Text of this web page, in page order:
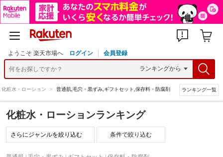
ようこそ 楽天市場へ ログイン 会員登録
化粧水・ローション > 普通肌,毛穴・黒ずみ,ギフトセット,保存料・防腐剤 ランキング一覧
化粧水・ローションランキング
条件で絞り込む